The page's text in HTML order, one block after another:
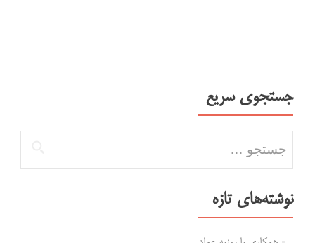
جستجوی سریع
نوشته‌های تازه